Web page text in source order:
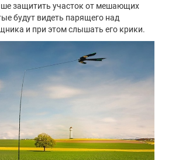
защитить участок от мешающих
будут видеть парящего над
и при этом слышать его крики.